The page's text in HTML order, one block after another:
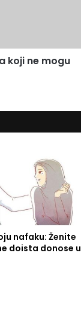
koji ne mogu
nafaku: Ženite
doista donose u